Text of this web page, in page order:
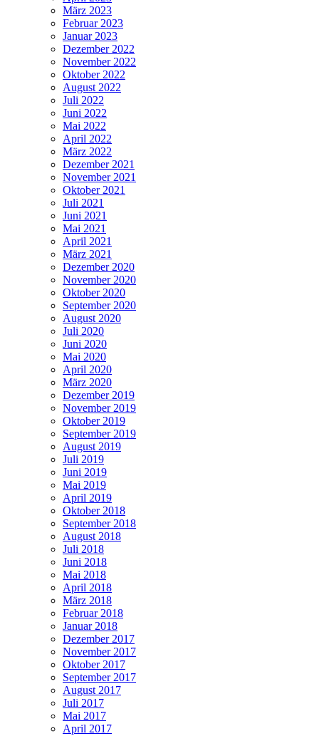
März 2023
Februar 2023
Januar 2023
Dezember 2022
November 2022
Oktober 2022
August 2022
Juli 2022
Juni 2022
Mai 2022
April 2022
März 2022
Dezember 2021
November 2021
Oktober 2021
Juli 2021
Juni 2021
Mai 2021
April 2021
März 2021
Dezember 2020
November 2020
Oktober 2020
September 2020
August 2020
Juli 2020
Juni 2020
Mai 2020
April 2020
März 2020
Dezember 2019
November 2019
Oktober 2019
September 2019
August 2019
Juli 2019
Juni 2019
Mai 2019
April 2019
Oktober 2018
September 2018
August 2018
Juli 2018
Juni 2018
Mai 2018
April 2018
März 2018
Februar 2018
Januar 2018
Dezember 2017
November 2017
Oktober 2017
September 2017
August 2017
Juli 2017
Mai 2017
April 2017